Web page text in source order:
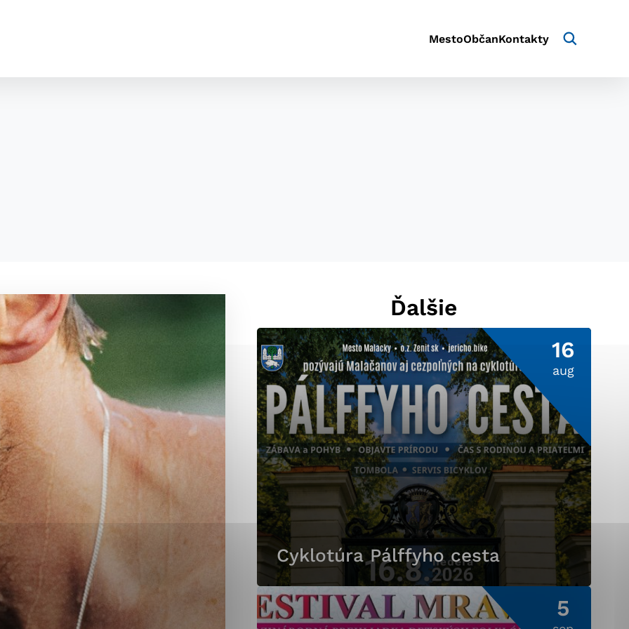
MestoObčanKontakty
Ďalšie
16
aug
Cyklotúra Pálffyho cesta
5
ktorú chcete povoliť
pre prevádzku nevyhnutné a pomáhajú urobiť webové stránky uplatniteľnými
funkcie, ako je navigácia na stránke a prístup k zabezpečeným oblastiam webovej
cookie nemôže web správne fungovať.
prevádzkovateľovi stránok pochopiť, ako návštevníci stránok stránku používajú,
a ponúknuť im lepšiu skúsenosť. Všetky dáta sa zbierajú anonymne a nie je
osobou.
Viac informácií